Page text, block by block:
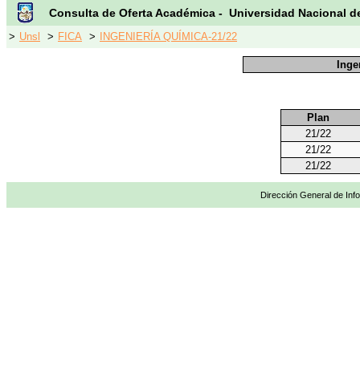
Consulta de Oferta Académica - Universidad Nacional
> Unsl > FICA > INGENIERÍA QUÍMICA-21/22
Plan
21/22
21/22
21/22
Dirección General de